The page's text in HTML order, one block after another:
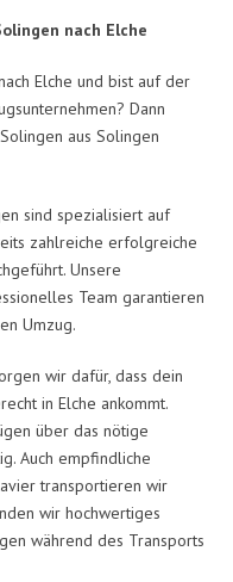
nach Elche
Elche und bist auf der
Dann
aus Solingen
sind spezialisiert auf
zahlreiche erfolgreiche
Unsere
Team garantieren
Umzug.
wir dafür, dass dein
in Elche ankommt.
über das nötige
Auch empfindliche
transportieren wir
wir hochwertiges
während des Transports